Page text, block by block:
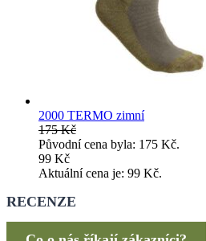
2000 TERMO zimní
175Kč
Původní cena byla: 175 Kč.
99 Kč
Aktuální cena je: 99 Kč.
RECENZE